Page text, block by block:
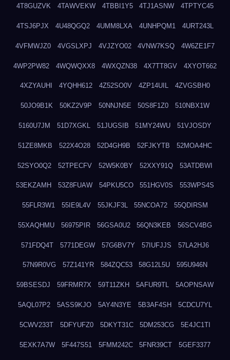
4T8GUZVK 4TAWVEKW 4TBBI1Y5 4TJ1ASNW 4TPTYC45
4TSJ6PJX 4U48QGQ2 4UMM8LXA 4UNHPQM1 4URT243L
4VFMWJZ0 4VGSLXPJ 4VJZYO02 4VNW7KSQ 4W6ZE1F7
4WP2PW82 4WQWQXX8 4WXQZN38 4X7TT8GV 4XYOT662
4XZYAUHI 4YQHH612 4Z52SO0V 4ZP14UIL 4ZVGSBH0
50JO9B1K 50KZ2V9P 50NNJN5E 50S8F1Z0 510NBX1W
5160U7JM 51D7XGKL 51JUGSIB 51MY24WU 51VJOSDY
51ZE8MKB 522X4O28 52D4GH9B 52FJKYTB 52MOA4HC
52SYO0Q2 52TPECFV 52W5K0BY 52XXY91Q 53ATDBWI
53EKZAMH 53Z8FUAW 54PKU5CO 551HGV0S 553WPS4S
55FLR3W1 55IE9L4V 55JKJF3L 55NCOA72 55QDIRSM
55XAQHMU 56975PIR 56GSA0U2 56QN3KEB 56SCV4BG
571FDQ4T 5771DEGW 57G6BV7Y 57IUFJJS 57LA2HJ6
57N9R0VG 57Z141YR 584ZQC53 58G12L5U 595U946N
59BSESDJ 59FRMR7X 59T11ZKH 5AFUR9TL 5AOPNSAW
5AQL07P2 5ASS9KJO 5AY4N3YE 5B3AF4SH 5CDCU7YL
5CWV233T 5DFYUFZ0 5DKYT31C 5DM253CG 5E4JC1TI
5EXK7A7W 5F447S51 5FMM242C 5FNR39CT 5GEF3377